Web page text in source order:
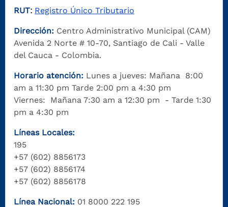
RUT: Registro Único Tributario
Dirección: Centro Administrativo Municipal (CAM)
Avenida 2 Norte # 10-70, Santiago de Cali - Valle
del Cauca - Colombia.
Horario atención: Lunes a jueves: Mañana 8:00
am a 11:30 pm Tarde 2:00 pm a 4:30 pm
Viernes: Mañana 7:30 am a 12:30 pm - Tarde 1:30
pm a 4:30 pm
Líneas Locales:
195
+57 (602) 8856173
+57 (602) 8856174
+57 (602) 8856178
Línea Nacional: 01 8000 222 195